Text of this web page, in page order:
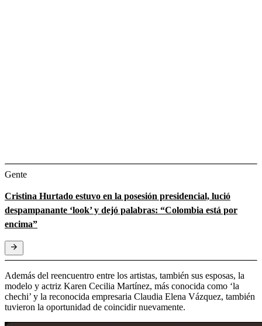
Gente
Cristina Hurtado estuvo en la posesión presidencial, lució
despampanante ‘look’ y dejó palabras: “Colombia está por
encima”
Además del reencuentro entre los artistas, también sus esposas, la
modelo y actriz Karen Cecilia Martínez, más conocida como ‘la
chechi’ y la reconocida empresaria Claudia Elena Vázquez, también
tuvieron la oportunidad de coincidir nuevamente.